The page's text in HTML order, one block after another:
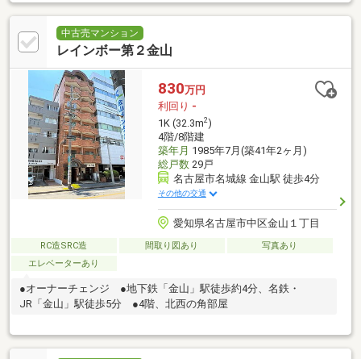
中古売マンション
レインボー第２金山
830万円
利回り -
1K (32.3m2)
4階/8階建
築年月 1985年7月(築41年2ヶ月)
総戸数29戸
名古屋市名城線 金山駅 徒歩4分
その他の交通
愛知県名古屋市中区金山１丁目
RC造SRC造 間取り図あり
写真あり
エレベーターあり
●オーナーチェンジ ●地下鉄「金山」駅徒歩約4分、名鉄・
JR「金山」駅徒歩5分 ●4階、北西の角部屋